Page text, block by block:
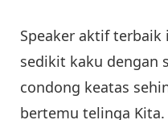
Speaker aktif
sedikit kaku dengan
condong keatas
bertemu telinga Kita.